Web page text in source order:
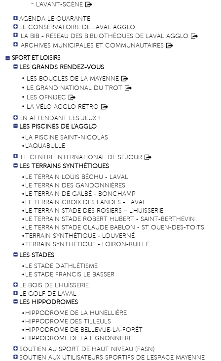
L'AVANT-SCÈNE
AGENDA LE QUARANTE
LE CONSERVATOIRE DE LAVAL AGGLO
LA BIB - RÉSEAU DES BIBLIOTHÈQUES DE LAVAL AGGLO
ARCHIVES MUNICIPALES ET COMMUNAUTAIRES
SPORT ET LOISIRS
LES GRANDS RENDEZ-VOUS
LES BOUCLES DE LA MAYENNE
LE GRAND NATIONAL DU TROT
LES OFNIJEC
LA VÉLO AGGLO RÉTRO
EN ATTENDANT LES JEUX !
LES PISCINES DE L'AGGLO
LA PISCINE SAINT-NICOLAS
L'AQUABULLE
LE CENTRE INTERNATIONAL DE SÉJOUR
LES TERRAINS SYNTHÉTIQUES
LE TERRAIN LOUIS BÉCHU - LAVAL
LE TERRAIN DES GANDONNIÈRES
LE TERRAIN DE GALBÉ - BONCHAMP
LE TERRAIN CROIX DES LANDES - LAVAL
LE TERRAIN STADE DES ROSIERS – L'HUISSERIE
LE TERRAIN STADE ROBERT HUBERT - SAINT-BERTHEVIN
LE TERRAIN STADE CLAUDE BABLON - ST OUEN-DES-TOITS
TERRAIN SYNTHÉTIQUE - LOUVERNÉ
TERRAIN SYNTHÉTIQUE - LOIRON-RUILLÉ
LES STADES
LE STADE D'ATHLÉTISME
LE STADE FRANCIS LE BASSER
LE BOIS DE L'HUISSERIE
LE GOLF DE LAVAL
LES HIPPODROMES
HIPPODROME DE LA HUNELLIÈRE
HIPPODROME DES TILLEULS
HIPPODROME DE BELLEVUE-LA-FORÊT
HIPPODROME DE LA LIGNONNIÈRE
SOUTIEN AU SPORT DE HAUT NIVEAU (FASN)
SOUTIEN AUX UTILISATEURS SPORTIFS DE L'ESPACE MAYENNE